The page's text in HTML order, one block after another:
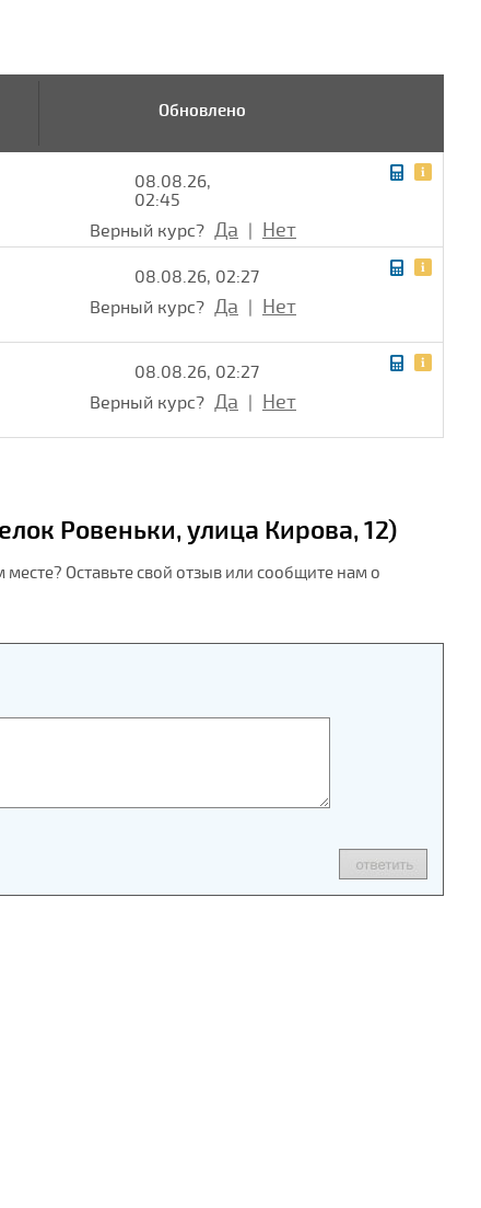
Обновлено
08.08.26,
02:45
Верный курс? Да Нет
08.08.26, 02:27
Верный курс? Да Нет
08.08.26, 02:27
Верный курс? Да Нет
Ровеньки, улица Кирова, 12)
Оставьте свой отзыв или сообщите нам о